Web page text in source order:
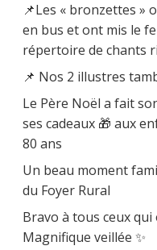
📌Les « bronzettes »
en bus et ont mis le
répertoire de chants
📌 Nos 2 illustres
Le Père Noël a fait
ses cadeaux 🎁 aux
80 ans
Un beau moment
du Foyer Rural
Bravo à tous ceux
Magnifique veillée ✨